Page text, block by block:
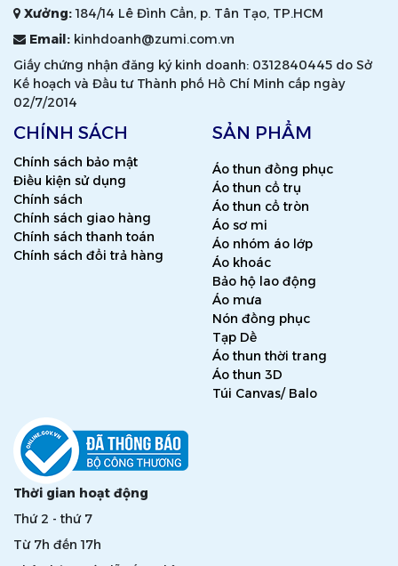
Xưởng:184/14 Lê Đình Cẩn, p. Tân Tạo, TP.HCM
Email: kinhdoanh@zumi.com.vn
Giấy chứng nhận đăng ký kinh doanh: 0312840445 do Sở
Kế hoạch và Đầu tư Thành phố Hồ Chí Minh cấp ngày
02/7/2014
CHÍNH SÁCH
Chính sách bảo mật
Điều kiện sử dụng
Chính sách
Chính sách giao hàng
Chính sách thanh toán
Chính sách đổi trả hàng
SẢN PHẨM
Áo thun đồng phục
Áo thun cổ trụ
Áo thun cổ tròn
Áo sơ mi
Áo nhóm áo lớp
Áo khoác
Bảo hộ lao động
Áo mưa
Nón đồng phục
Tạp Dề
Áo thun thời trang
Áo thun 3D
Túi Canvas/ Balo
Thời gian hoạt động
Thứ 2 - thứ 7
Từ 7h đến 17h